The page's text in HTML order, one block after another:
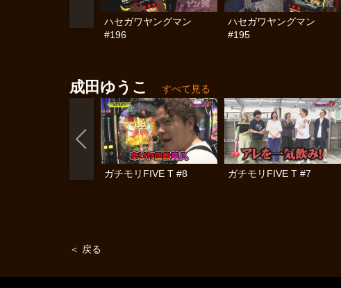
ハセガワヤングマン
#196
ハセガワヤングマン
#195
成田ゆうこ すべて見る
ガチモリFIVE T #8 ガチモリFIVE T #7
＜ 戻る